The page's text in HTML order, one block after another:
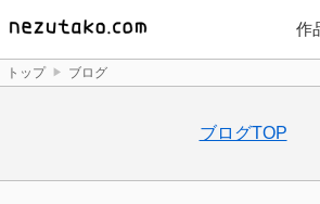
作
トップ ブログ
ブログTOP